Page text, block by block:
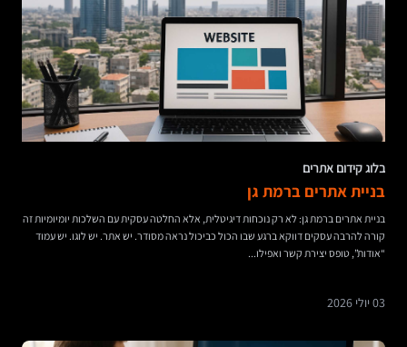
בלוג קידום אתרים
בניית אתרים ברמת גן
בניית אתרים ברמת גן: לא רק נוכחות דיגיטלית, אלא החלטה עסקית עם השלכות יומיומיות זה
קורה להרבה עסקים דווקא ברגע שבו הכול כביכול נראה מסודר. יש אתר. יש לוגו. יש עמוד
“אודות”, טופס יצירת קשר ואפילו...
03 יולי 2026